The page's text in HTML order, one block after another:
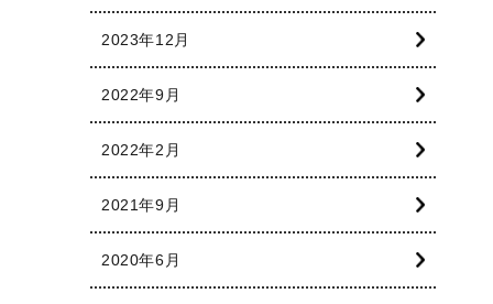
2023年12月
2022年9月
2022年2月
2021年9月
2020年6月